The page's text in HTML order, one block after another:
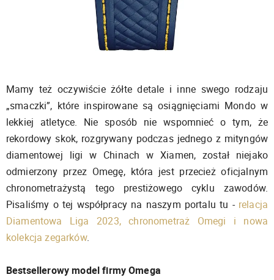
Mamy też oczywiście żółte detale i inne swego rodzaju
„smaczki”, które inspirowane są osiągnięciami Mondo w
lekkiej atletyce. Nie sposób nie wspomnieć o tym, że
rekordowy skok, rozgrywany podczas jednego z mityngów
diamentowej ligi w Chinach w Xiamen, został niejako
odmierzony przez Omegę, która jest przecież oficjalnym
chronometrażystą tego prestiżowego cyklu zawodów.
Pisaliśmy o tej współpracy na naszym portalu tu - relacja
Diamentowa Liga 2023, chronometraż Omegi i nowa
kolekcja zegarków.
Bestsellerowy model firmy Omega